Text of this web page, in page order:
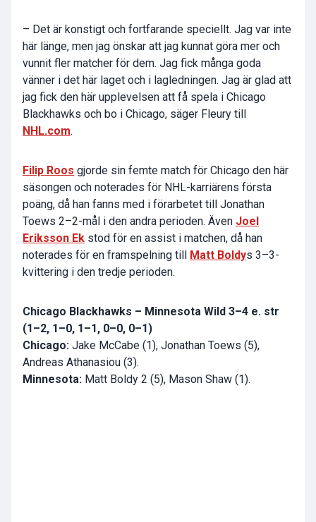
– Det är konstigt och fortfarande speciellt. Jag var inte
här länge, men jag önskar att jag kunnat göra mer och
vunnit fler matcher för dem. Jag fick många goda
vänner i det här laget och i lagledningen. Jag är glad att
jag fick den här upplevelsen att få spela i Chicago
Blackhawks och bo i Chicago, säger Fleury till
NHL.com.
Filip Roos gjorde sin femte match för Chicago den här
säsongen och noterades för NHL-karriärens första
poäng, då han fanns med i förarbetet till Jonathan
Toews 2–2-mål i den andra perioden. Även Joel
Eriksson Ek stod för en assist i matchen, då han
noterades för en framspelning till
Matt Boldys 3–3-
kvittering i den tredje perioden.
Chicago Blackhawks – Minnesota Wild 3–4 e. str
(1–2, 1–0, 1–1, 0–0, 0–1)
Chicago: Jake McCabe (1), Jonathan Toews (5),
Andreas Athanasiou (3).
Minnesota: Matt Boldy 2 (5), Mason Shaw (1).